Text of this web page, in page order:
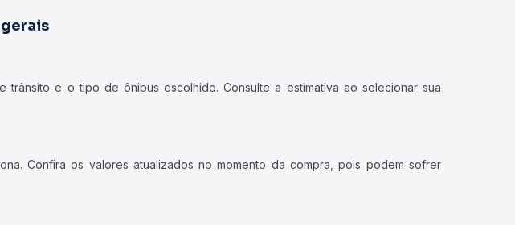
e o tipo de ônibus escolhido. Consulte a estimativa ao selecionar sua
Confira os valores atualizados no momento da compra, pois podem sofrer